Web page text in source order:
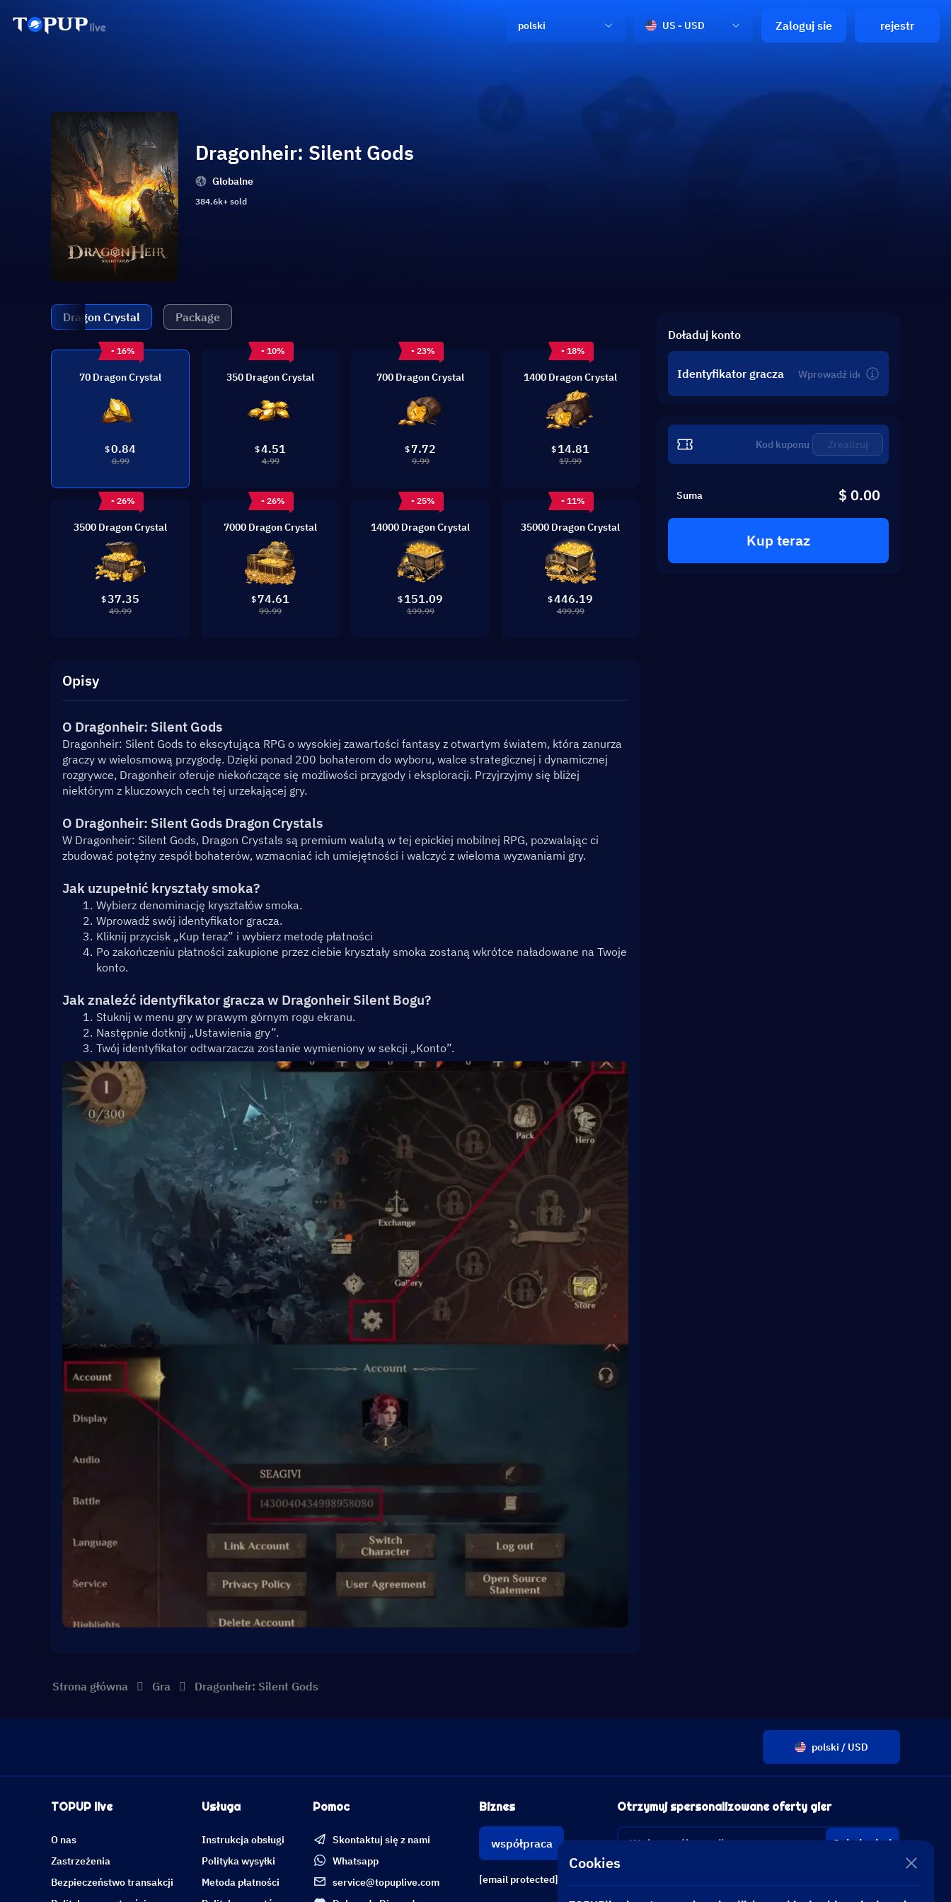
polski US - USD Zaloguj sie rejestr
Dragonheir: Silent Gods
Globalne
384.6k+ sold
Dragon Crystal Package
- 16%
70 Dragon Crystal
$0.84
0.99
- 10%
350 Dragon Crystal
$4.51
4.99
- 23%
700 Dragon Crystal
$ 7.72
9.99
- 18%
1400 Dragon Crystal
$ 14.81
17.99
- 26%
3500 Dragon Crystal
$37.35
49.99
- 26%
7000 Dragon Crystal
$ 74.61
99.99
- 25%
14000 Dragon Crystal
$ 151.09
199.99
- 11%
35000 Dragon Crystal
$446.19
499.99
Opisy
O Dragonheir: Silent Gods
Dragonheir: Silent Gods to ekscytująca RPG o wysokiej zawartości fantasy z otwartym światem, która zanurza
graczy w wielosmową przygodę. Dzięki ponad 200 bohaterom do wyboru, walce strategicznej i dynamicznej
rozgrywce, Dragonheir oferuje niekończące się możliwości przygody i eksploracji. Przyjrzyjmy się bliżej
niektórym z kluczowych cech tej urzekającej gry.
O Dragonheir: Silent Gods Dragon Crystals
W Dragonheir: Silent Gods, Dragon Crystals są premium walutą w tej epickiej mobilnej RPG, pozwalając ci
zbudować potężny zespół bohaterów, wzmacniać ich umiejętności i walczyć z wieloma wyzwaniami gry.
Jak uzupełnić kryształy smoka?
Wybierz denominację kryształów smoka.
Wprowadź swój identyfikator gracza.
Kliknij przycisk „Kup teraz” i wybierz metodę płatności
Po zakończeniu płatności zakupione przez ciebie kryształy smoka zostaną wkrótce naładowane na Twoje
konto.
Jak znaleźć identyfikator gracza w Dragonheir Silent Bogu?
Stuknij w menu gry w prawym górnym rogu ekranu.
Następnie dotknij „Ustawienia gry”.
Twój identyfikator odtwarzacza zostanie wymieniony w sekcji „Konto”.
Doładuj konto
Identyfikator gracza
Zrealizuj
Suma $ 0.00
Kup teraz
Strona główna Gra Dragonheir: Silent Gods
polski / USD
TOPUP live
O nas
Zastrzeżenia
Bezpieczeństwo transakcji
Usługa
Instrukcja obsługi
Polityka wysyłki
Metoda płatności
Pomoc
Skontaktuj się z nami
Whatsapp
service@topuplive.com
Biznes
współpraca
[email protected]
Otrzymuj spersonalizowane oferty gier
Subskrybuj
Cookies